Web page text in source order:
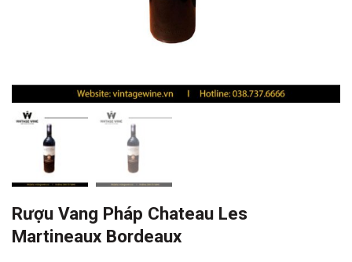
Rượu Vang Pháp Chateau Les
Martineaux Bordeaux